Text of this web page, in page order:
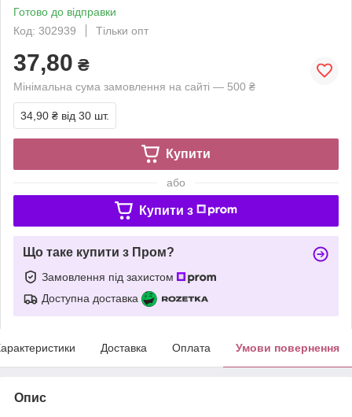
Готово до відправки
Код: 302939
Тільки опт
37,80 ₴
Мінімальна сума замовлення на сайті — 500 ₴
34,90 ₴ від 30 шт.
Купити
або
Купити з
Що таке купити з Пром?
Замовлення під захистом
Доступна доставка
Доставка Оплата Умови повернення
Опис